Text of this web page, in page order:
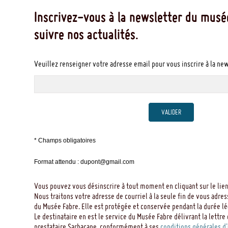
DEJEAN, Xavier, n° 27, repr., n. p.
Voir les oeuvres en lien
Chefs-d'oeuvre de la peinture - de Jean
Musée Fabre ( Montpellier ) - Musée Fabre -
BAJOU, Thierry, BAJOU, Valérie, p. 138, repr.
Le Musée Fabre, Montpellier - Hilaire , Michel
Voir les oeuvres en lien
De Rafael a Degas - pintura, dibujo y
n° 8
Nationalmuseum, Stockholm, 16 septembre
novembre 1982
n° 8
1983, Exposition des peintures françaises du XVIIe siècle
Musée d'art Isetan, Tokyo, Musée préfectoral
musée d'Aïchi, Nagoya, musée d'Art moderne,
n° 27
1989-1990, Jacques-Louis David
Inscrivez-vous à la newsletter du
suivre nos actualités.
Veuillez renseigner votre adresse email pour vous inscrire à la
VALIDER
* Champs obligatoires
Format attendu : dupont@gmail.com
Vous pouvez vous désinscrire à tout moment en cliquant sur le
Nous traitons votre adresse de courriel à la seule fin de vous
du Musée Fabre. Elle est protégée et conservée pendant la durée
Le destinataire en est le service du Musée Fabre délivrant la lettre